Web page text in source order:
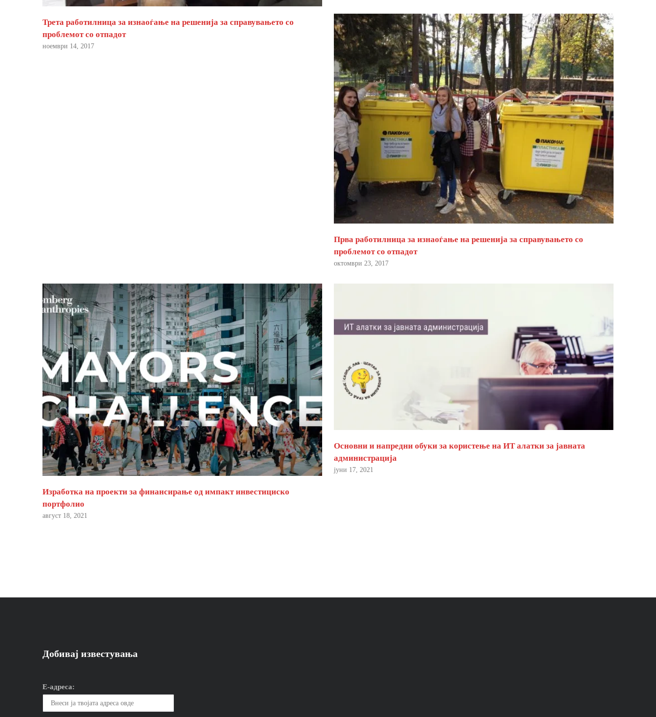
Трета работилница за изнаоѓање на решенија за справувањето со
проблемот со отпадот
ноември 14, 2017
Прва работилница за изнаоѓање на решенија за справувањето со
проблемот со отпадот
октомври 23, 2017
Изработка на проекти за финансирање од импакт инвестициско
портфолио
август 18, 2021
Основни и напредни обуки за користење на ИТ алатки за јавната
администрација
јуни 17, 2021
Добивај известувања
Е-адреса: